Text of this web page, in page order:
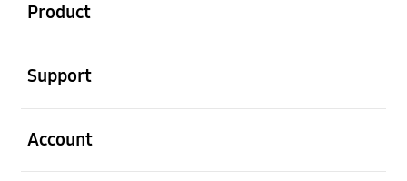
Product
Support
Account